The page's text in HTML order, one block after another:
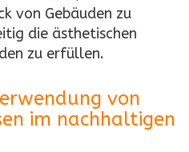
von Gebäuden zu
die ästhetischen
zu erfüllen.
von
im nachhaltigen